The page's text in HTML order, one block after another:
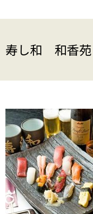
寿し和 和香苑